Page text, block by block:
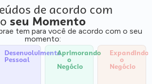
de acordo com
o seu Momento
tem para você de acordo com o seu
momento:
Desenvolvimento
Pessoal
Aprimorando
o
Negócio
Expandindo
o
Negócio